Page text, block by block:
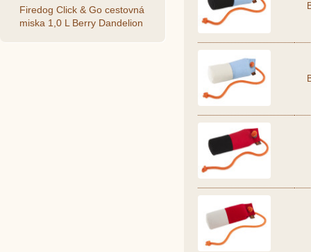
Firedog Click & Go cestovná
miska 1,0 L Berry Dandelion